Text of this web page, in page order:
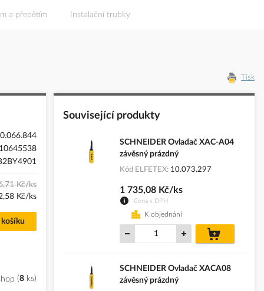
a přepětím Instalační trubky
Tisk
Kč/ks
Kč/ks
8 ks
Související produkty
SCHNEIDER Ovladač XAC-A04
závěsný prázdný
Kód ELFETEX 10.073.297
Cena s DPH
1 735,08 Kč/ks
K objednání
košíku
SCHNEIDER Ovladač XACA08
závěsný prázdný